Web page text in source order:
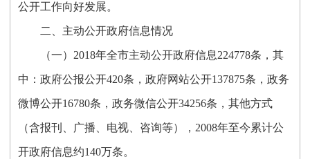
公开工作向好发展。
二、 主动公开政府信息情况
（一） 2018年全市主动公开政府信息224778条 ，其
中：政府公报公开420条，政府网站公开137875条，政务
微博公开16780条，政务微信公开34256条，其他方式
（含报刊 、广播、电视 、咨询等）， 2008年至今累计公
开政府信息约140万条。